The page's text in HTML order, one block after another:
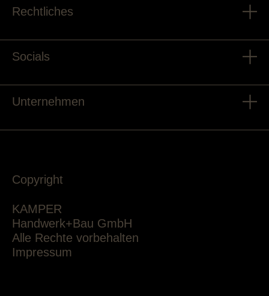
Rechtliches
Socials
Unternehmen
Copyright
KAMPER
Handwerk+Bau GmbH
Alle Rechte vorbehalten
Impressum